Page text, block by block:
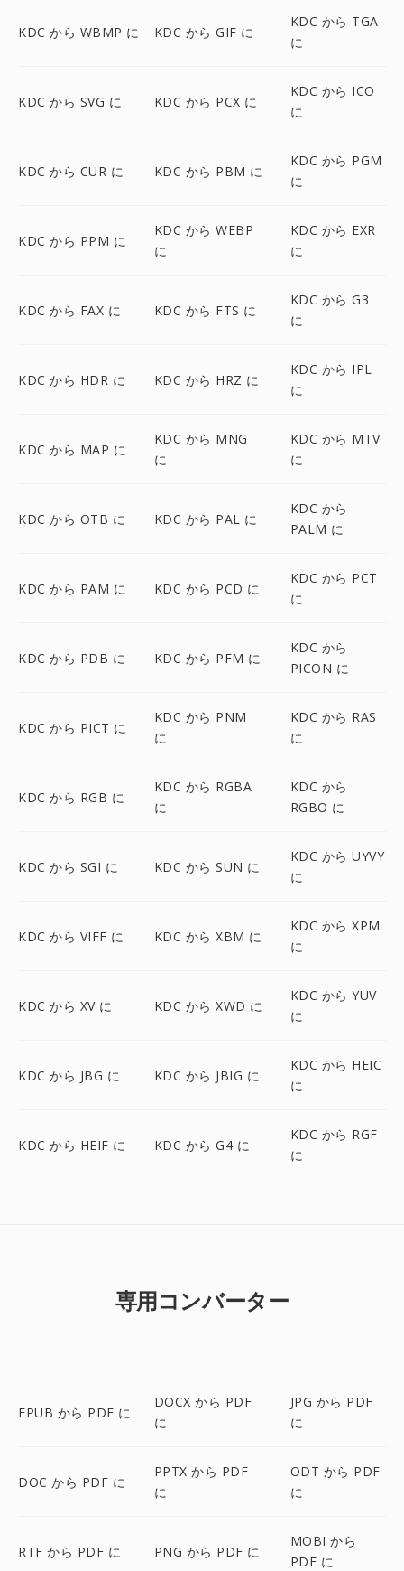
KDC から WBMP に KDC から GIF に
KDC から TGA
に
KDC から SVG に KDC から PCX に
KDC から ICO
に
KDC から CUR に KDC から PBM に
KDC から PGM
に
KDC から PPM に
KDC から WEBP
に
KDC から EXR
に
KDC から FAX に KDC から FTS に
KDC から G3
に
KDC から HDR に KDC から HRZ に
KDC から IPL
に
KDC から MAP に
KDC から MNG
に
KDC から MTV
に
KDC から OTB に KDC から PAL に
KDC から
PALM に
KDC から PAM に KDC から PCD に
KDC から PCT
に
KDC から PDB に KDC から PFM に
KDC から
PICON に
KDC から PICT に
KDC から PNM
に
KDC から RAS
に
KDC から RGB に
KDC から RGBA
に
KDC から
RGBO に
KDC から SGI に KDC から SUN に
KDC から UYVY
に
KDC から VIFF に KDC から XBM に
KDC から XPM
に
KDC から XV に KDC から XWD に
KDC から YUV
に
KDC から JBG に KDC から JBIG に
KDC から HEIC
に
KDC から HEIF に KDC から G4 に
KDC から RGF
に
専用コンバーター
EPUB から PDF に
DOCX から PDF
に
JPG から PDF
に
DOC から PDF に
PPTX から PDF
に
ODT から PDF
に
RTF から PDF に PNG から PDF に
MOBI から
PDF に